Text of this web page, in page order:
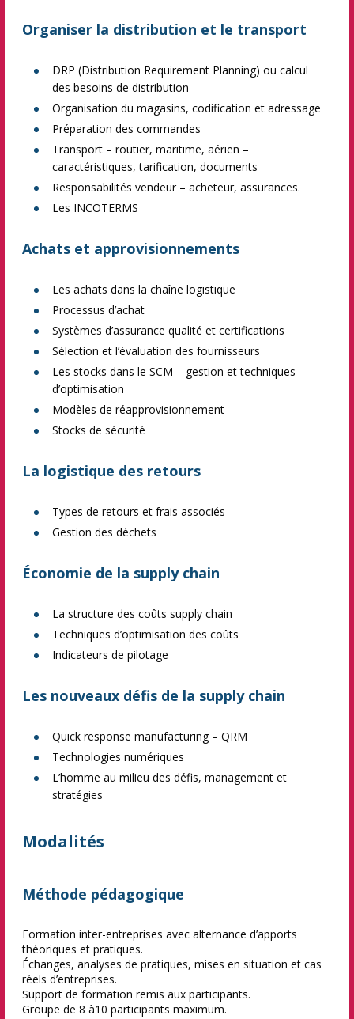
Organiser la distribution et le transport
DRP (Distribution Requirement Planning) ou calcul
des besoins de distribution
Organisation du magasins, codification et adressage
Préparation des commandes
Transport – routier, maritime, aérien –
caractéristiques, tarification, documents
Responsabilités vendeur – acheteur, assurances.
Les INCOTERMS
Achats et approvisionnements
Les achats dans la chaîne logistique
Processus d’achat
Systèmes d’assurance qualité et certifications
Sélection et l’évaluation des fournisseurs
Les stocks dans le SCM – gestion et techniques
d’optimisation
Modèles de réapprovisionnement
Stocks de sécurité
La logistique des retours
Types de retours et frais associés
Gestion des déchets
Économie de la supply chain
La structure des coûts supply chain
Techniques d’optimisation des coûts
Indicateurs de pilotage
Les nouveaux défis de la supply chain
Quick response manufacturing – QRM
Technologies numériques
L’homme au milieu des défis, management et
stratégies
Modalités
Méthode pédagogique
Formation inter-entreprises avec alternance d’apports
théoriques et pratiques.
Échanges, analyses de pratiques, mises en situation et cas
réels d’entreprises.
Support de formation remis aux participants.
Groupe de 8 à10 participants maximum.